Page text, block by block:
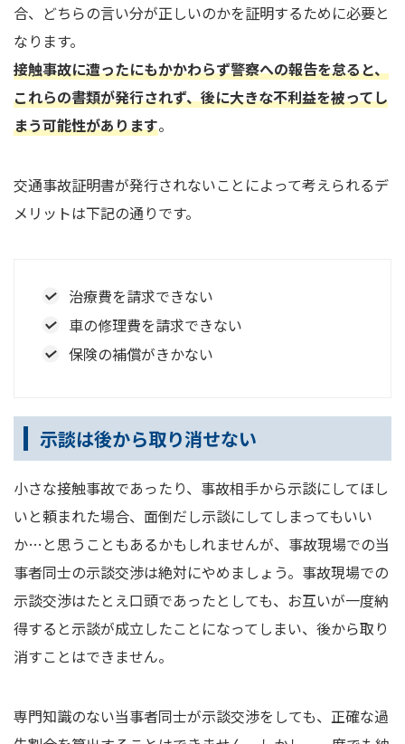
合、どちらの言い分が正しいのかを証明するために必要と
なります。
接触事故に遭ったにもかかわらず警察への報告を怠ると、
これらの書類が発行されず、後に大きな不利益を被ってし
まう可能性があります。
交通事故証明書が発行されないことによって考えられるデ
メリットは下記の通りです。
治療費を請求できない
車の修理費を請求できない
保険の補償がきかない
示談は後から取り消せない
小さな接触事故であったり、事故相手から示談にしてほし
いと頼まれた場合、面倒だし示談にしてしまってもいい
か…と思うこともあるかもしれませんが、事故現場での当
事者同士の示談交渉は絶対にやめましょう。事故現場での
示談交渉はたとえ口頭であったとしても、お互いが一度納
得すると示談が成立したことになってしまい、後から取り
消すことはできません。
専門知識のない当事者同士が示談交渉をしても、正確な過